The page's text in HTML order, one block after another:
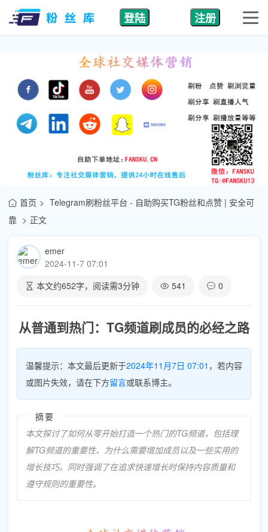
登陆 注册
首页
Telegram刷粉丝平台 - 自助购买TG粉丝和点赞 | 安全可
靠
正文
emer
2024-11-7 07:01
本文约652字，阅读需3分钟 541 0
从普通到热门：TG频道刷成员的必经之路
温馨提示：本文最后更新于2024年11月7日 07:01 ，若内容
或图片失效，请在下方留言或联系博主。
摘要
本文探讨了如何从零开始打造一个热门的TG频道，包括理
解TG频道的重要性、为什么需要增加成员以及一些实用的
增长技巧。同时强调了在追求快速增长时保持内容质量和
遵守规则的重要性。